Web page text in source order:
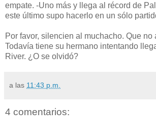
empate. -Uno más y llega al récord de
este último supo hacerlo en un sólo
Por favor, silencien al muchacho. Que no
Todavía tiene su hermano intentando
River. ¿O se olvidó?
a las 11:43 p.m.
4 comentarios: